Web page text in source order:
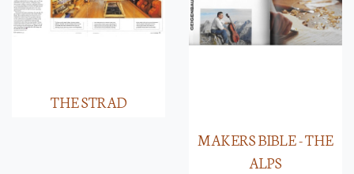
THE STRAD
MAKERS BIBLE - THE
ALPS